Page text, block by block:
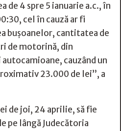
de 4 spre 5 ianuarie a.c., în
cel în cauză ar fi
bușoanelor, cantitatea de
de motorină, din
cauzând un
23.000 de lei”, a
de joi, 24 aprilie, să fie
pe lângă Judecătoria